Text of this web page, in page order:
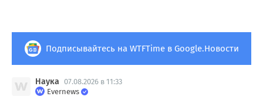
Подписывайтесь на WTFTime в Google.Новости
Наука 07.08.2026 в 11:33
Evernews